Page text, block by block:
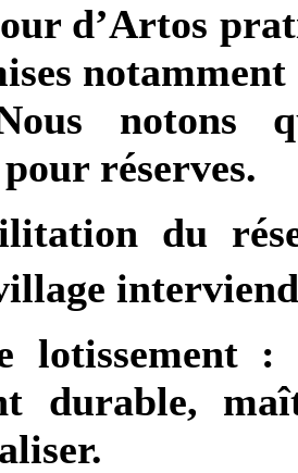
d’Artos
notons
réserves.
du
lotissement
durable,